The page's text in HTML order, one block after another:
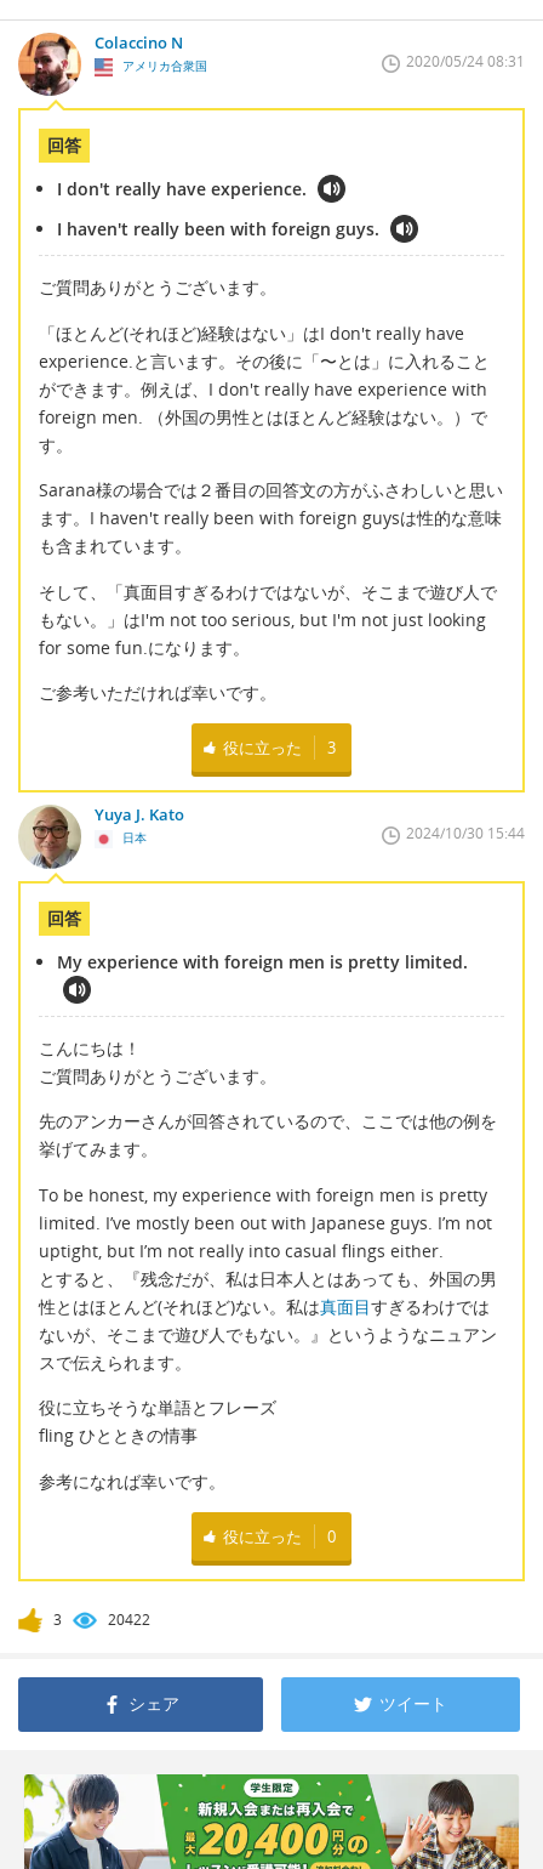
Colaccino N
アメリカ合衆国 2020/05/24 08:31
回答
I don't really have experience.
I haven't really been with foreign guys.
ご質問ありがとうございます。
「ほとんど(それほど)経験はない」はI don't really have
experience.と言います。その後に「〜とは」に入れること
ができます。例えば、I don't really have experience with
foreign men. （外国の男性とはほとんど経験はない。）で
す。
Sarana様の場合では２番目の回答文の方がふさわしいと思い
ます。I haven't really been with foreign guysは性的な意味
も含まれています。
そして、「真面目すぎるわけではないが、そこまで遊び人で
もない。」はI'm not too serious, but I'm not just looking
for some fun.になります。
ご参考いただければ幸いです。
役に立った 3
Yuya J. Kato
日本 2024/10/30 15:44
回答
My experience with foreign men is pretty limited.
こんにちは！
ご質問ありがとうございます。
先のアンカーさんが回答されているので、ここでは他の例を
挙げてみます。
To be honest, my experience with foreign men is pretty
limited. I’ve mostly been out with Japanese guys. I’m not
uptight, but I’m not really into casual flings either.
とすると、『残念だが、私は日本人とはあっても、外国の男
性とはほとんど(それほど)ない。私は真面目すぎるわけでは
ないが、そこまで遊び人でもない。』というようなニュアン
スで伝えられます。
役に立ちそうな単語とフレーズ
fling ひとときの情事
参考になれば幸いです。
役に立った 0
3 20422
シェア ツイート